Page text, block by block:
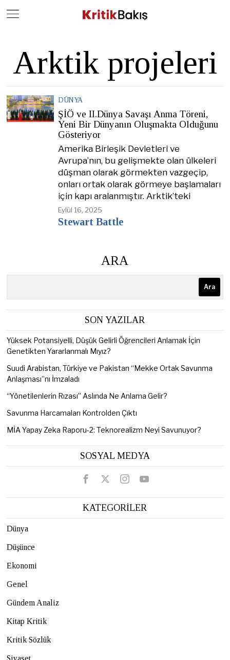
Arktik projeleri
DÜNYA
ŞİÖ ve II.Dünya Savaşı Anma Töreni,
Yeni Bir Dünyanın Oluşmakta Olduğunu
Gösteriyor
Amerika Birleşik Devletleri ve
Avrupa’nın, bu gelişmekte olan ülkeleri
düşman olarak görmekten vazgeçip,
onları ortak olarak görmeye başlamaları
için kapı aralanmıştır. Arktik’teki
Eylül 16, 2025
Stewart Battle
ARA
Ara
SON YAZILAR
Yüksek Potansiyelli, Düşük Gelirli Öğrencileri Anlamak İçin
Genetikten Yararlanmalı Mıyız?
Suudi Arabistan, Türkiye ve Pakistan “Mekke Ortak Savunma
Anlaşması”nı İmzaladı
“Yönetilenlerin Rızası” Aslında Ne Anlama Gelir?
Savunma Harcamaları Kontrolden Çıktı
MİA Yapay Zeka Raporu-2: Teknorealizm Neyi Savunuyor?
SOSYAL MEDYA
KATEGORİLER
Dünya
Düşünce
Ekonomi
Genel
Gündem Analiz
Kitap Kritik
Kritik Sözlük
Siyaset